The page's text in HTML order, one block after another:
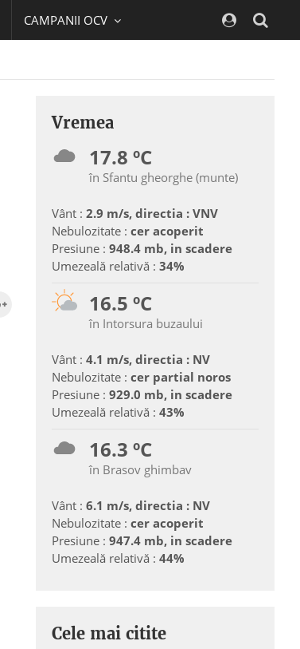
CAMPANII OCV
Vremea
17.8 ºC
în Sfantu gheorghe (munte)
Vânt : 2.9 m/s, directia : VNV
Nebulozitate : cer acoperit
Presiune : 948.4 mb, in scadere
Umezeală relativă : 34%
16.5 ºC
în Intorsura buzaului
Vânt : 4.1 m/s, directia : NV
Nebulozitate : cer partial noros
Presiune : 929.0 mb, in scadere
Umezeală relativă : 43%
16.3 ºC
în Brasov ghimbav
Vânt : 6.1 m/s, directia : NV
Nebulozitate : cer acoperit
Presiune : 947.4 mb, in scadere
Umezeală relativă : 44%
Cele mai citite